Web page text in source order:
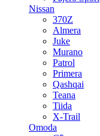
Nissan
370Z
Almera
Juke
Murano
Patrol
Primera
Qashqai
Teana
Tiida
X-Trail
Omoda